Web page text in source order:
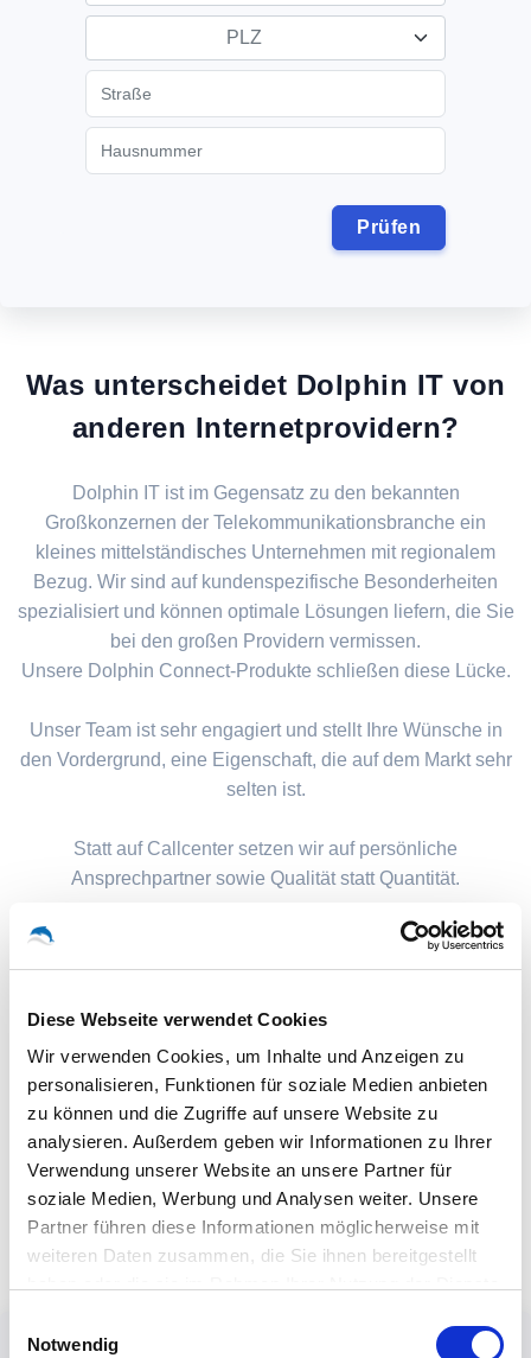
Diese Webseite verwendet Cookies
Wir verwenden Cookies, um Inhalte und Anzeigen zu
personalisieren, Funktionen für soziale Medien anbieten
zu können und die Zugriffe auf unsere Website zu
analysieren. Außerdem geben wir Informationen zu Ihrer
Verwendung unserer Website an unsere Partner für
soziale Medien, Werbung und Analysen weiter. Unsere
Partner führen diese Informationen möglicherweise mit
weiteren Daten zusammen, die Sie ihnen bereitgestellt
Notwendig
PLZ
Was unterscheidet Dolphin IT von
anderen Internetprovidern?
Dolphin IT ist im Gegensatz zu den bekannten
Großkonzernen der Telekommunikationsbranche ein
kleines mittelständisches Unternehmen mit regionalem
Bezug. Wir sind auf kundenspezifische Besonderheiten
spezialisiert und können optimale Lösungen liefern, die Sie
bei den großen Providern vermissen.
Unsere Dolphin Connect-Produkte schließen diese Lücke.
Unser Team ist sehr engagiert und stellt Ihre Wünsche in
den Vordergrund, eine Eigenschaft, die auf dem Markt sehr
selten ist.
Statt auf Callcenter setzen wir auf persönliche
Ansprechpartner sowie Qualität statt Quantität.